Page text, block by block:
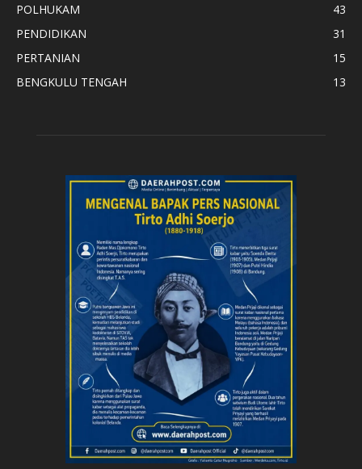
POLHUKAM
43
PENDIDIKAN
31
PERTANIAN
15
BENGKULU TENGAH
13